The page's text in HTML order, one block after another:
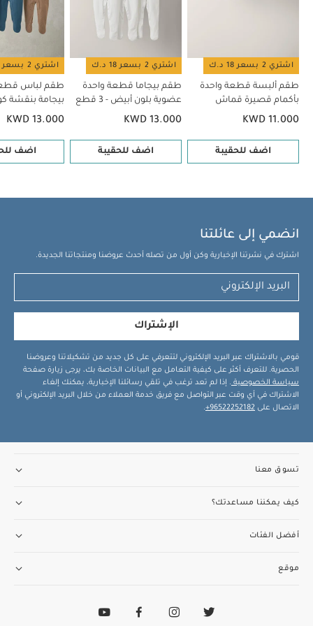
اشتري 2 بسعر 18 د.ك
طقم ألبسة قطعة واحدة
بأكمام قصيرة قماش
عضوي بلون أبيض - 5 قطع
KWD 11.000
اضف للحقيبة
اشتري 2 بسعر 18 د.ك
طقم بيجاما قطعة واحدة
عضوية بلون أبيض - 3 قطع
KWD 13.000
اضف للحقيبة
اشتري 2 بسعر 18 د.ك
طقم لباس
قطع
KWD 13.000
اضف
انضمي إلى عائلتنا
اشترك في نشرتنا الإخبارية وكن أول من تصله أحدث عروضنا ومنتجاتنا الجديدة.
الإشتراك
قومي بالاشتراك عبر البريد الإلكتروني لتتعرفي على كل جديد من تشكيلاتنا وعروضنا
الحصرية. للتعرف أكثر على كيفية التعامل مع البيانات الخاصة بك، يرجى زيارة صفحة
سياسة الخصوصية . إذا لم تعد ترغب في تلقي رسائلنا الإخبارية، يمكنك إلغاء
الاشتراك في أي وقت عبر التواصل مع فريق خدمة العملاء من خلال البريد الإلكتروني أو
الاتصال على 96522252182+
.
تسوق معنا
كيف يمكننا مساعدتك؟
أفضل الفئات
موقع